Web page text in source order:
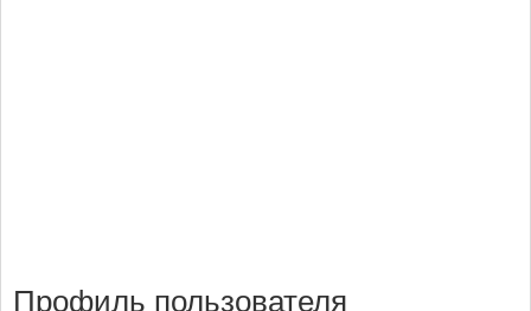
Профиль пользователя